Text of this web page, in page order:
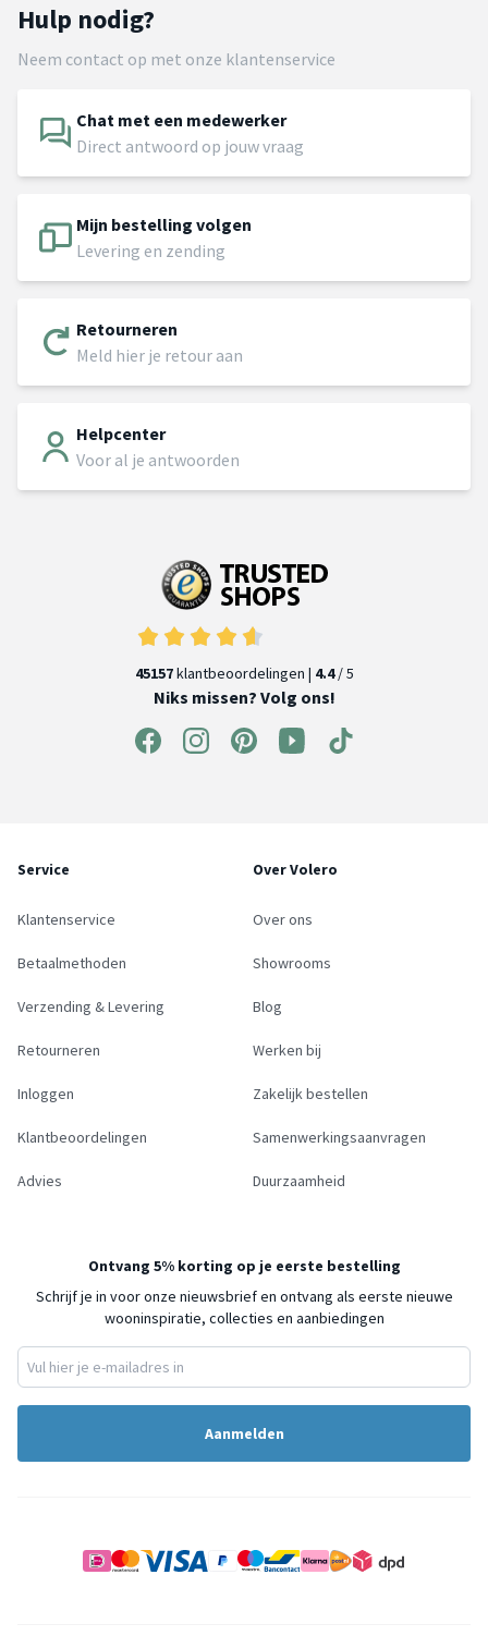
Hulp nodig?
Neem contact op met onze klantenservice
Chat met een medewerker
Direct antwoord op jouw vraag
Mijn bestelling volgen
Levering en zending
Retourneren
Meld hier je retour aan
Helpcenter
Voor al je antwoorden
45157klantbeoordelingen | 4.4/ 5
Niks missen? Volg ons!
Service
Klantenservice
Betaalmethoden
Verzending & Levering
Retourneren
Inloggen
Klantbeoordelingen
Advies
Over Volero
Over ons
Showrooms
Blog
Werken bij
Zakelijk bestellen
Samenwerkingsaanvragen
Duurzaamheid
Ontvang 5% korting op je eerste bestelling
Schrijf je in voor onze nieuwsbrief en ontvang als eerste nieuwe
wooninspiratie, collecties en aanbiedingen
Aanmelden